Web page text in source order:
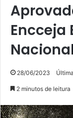
Encceja
28/06/2023
2 minutos de leitura